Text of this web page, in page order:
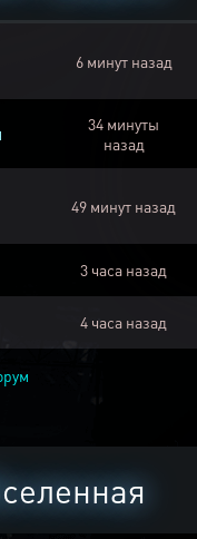
6 минут назад
34 минуты
назад
49 минут назад
3 часа назад
4 часа назад